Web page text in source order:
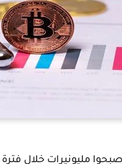
مليونيرات خلال